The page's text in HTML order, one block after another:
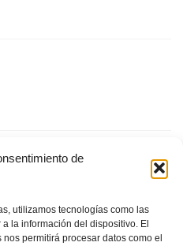
de
utilizamos tecnologías como las
la información del dispositivo. El
permitirá procesar datos como el